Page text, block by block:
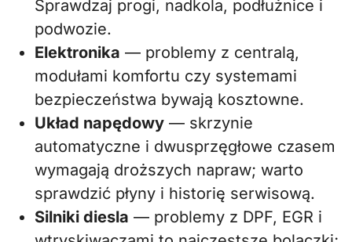
Sprawdzaj progi, nadkola, podłużnice i
podwozie.
Elektronika — problemy z centralą,
modułami komfortu czy systemami
bezpieczeństwa bywają kosztowne.
Układ napędowy — skrzynie
automatyczne i dwusprzęgłowe czasem
wymagają droższych napraw; warto
sprawdzić płyny i historię serwisową.
Silniki diesla — problemy z DPF, EGR i